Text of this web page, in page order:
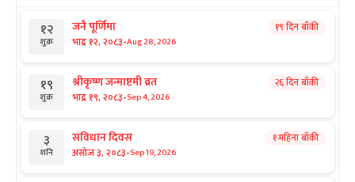
१२
शुक्र
जनै पूर्णिमा
भाद्र १२, २०८३-Aug 28, 2026
१९ दिन बाँकी
१९
शुक्र
श्रीकृष्ण जन्माष्टमी व्रत
भाद्र १९, २०८३-Sep 4, 2026
२६ दिन बाँकी
३
शनि
संविधान दिवस
असोज ३, २०८३-Sep 19, 2026
१ महिना बाँकी